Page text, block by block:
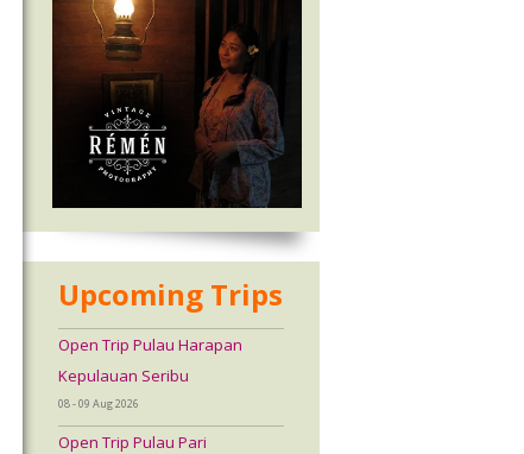
Upcoming Trips
Open Trip Pulau Harapan
Kepulauan Seribu
08 - 09 Aug 2026
Open Trip Pulau Pari